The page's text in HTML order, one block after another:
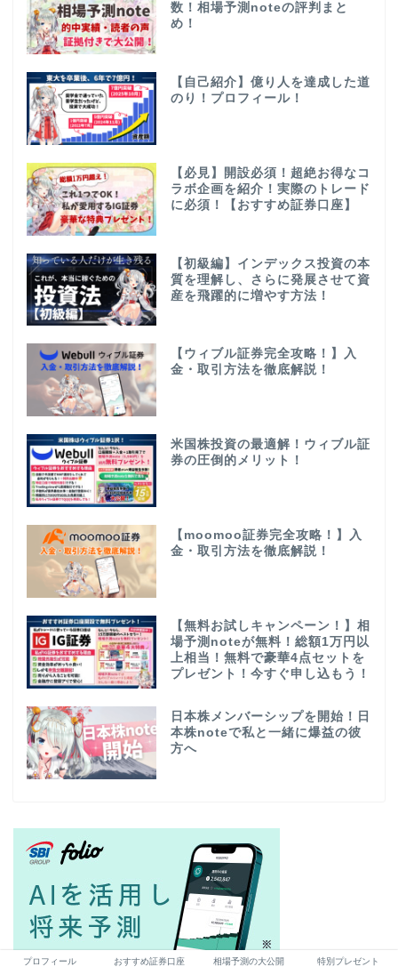
数！相場予測noteの評判まと
め！
【自己紹介】億り人を達成した道
のり！プロフィール！
【必見】開設必須！超絶お得なコ
ラボ企画を紹介！実際のトレード
に必須！【おすすめ証券口座】
【初級編】インデックス投資の本
質を理解し、さらに発展させて資
産を飛躍的に増やす方法！
【ウィブル証券完全攻略！】入
金・取引方法を徹底解説！
米国株投資の最適解！ウィブル証
券の圧倒的メリット！
【moomoo証券完全攻略！】入
金・取引方法を徹底解説！
【無料お試しキャンペーン！】相
場予測noteが無料！総額1万円以
上相当！無料で豪華4点セットを
プレゼント！今すぐ申し込もう！
日本株メンバーシップを開始！日
本株noteで私と一緒に爆益の彼
方へ
プロフィール おすすめ証券口座 相場予測の大公開 特別プレゼント